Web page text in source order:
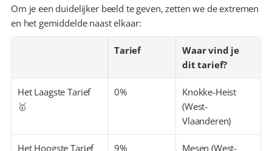
Om je een duidelijker beeld te geven, zetten we de extremen
en het gemiddelde naast elkaar:
Tarief
Waar vind je
dit tarief?
Het Laagste Tarief
🥇
0%
Knokke-Heist
(West-
Vlaanderen)
Het Hoogste Tarief
9%
Mesen (West-